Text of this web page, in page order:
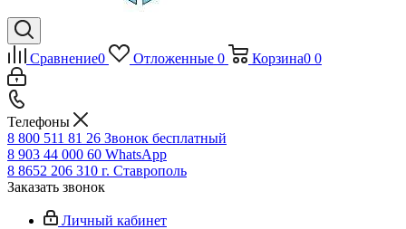
Сравнение0 Отложенные 0 Корзина0 0
Телефоны
8 800 511 81 26 Звонок бесплатный
8 903 44 000 60 WhatsАpp
8 8652 206 310 г. Ставрополь
Заказать звонок
Личный кабинет